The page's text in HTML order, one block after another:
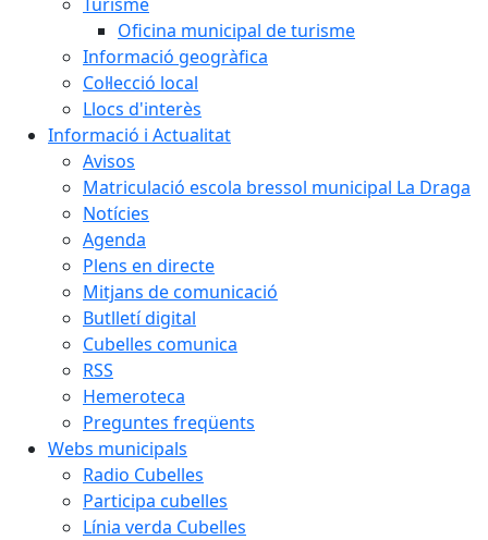
Oficina municipal de turisme
Informació geogràfica
Col·lecció local
Llocs d'interès
Informació i Actualitat
Avisos
Matriculació escola bressol municipal La Draga
Notícies
Agenda
Plens en directe
Mitjans de comunicació
Butlletí digital
Cubelles comunica
RSS
Hemeroteca
Preguntes freqüents
Webs municipals
Radio Cubelles
Participa cubelles
Línia verda Cubelles